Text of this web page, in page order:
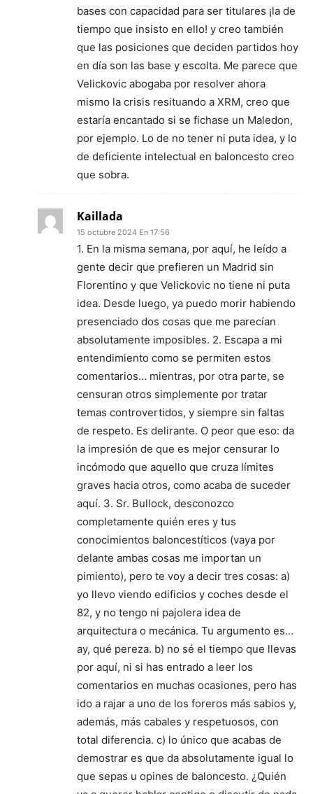
bases con capacidad para ser titulares ¡la de
tiempo que insisto en ello! y creo también
que las posiciones que deciden partidos hoy
en día son las base y escolta. Me parece que
Velickovic abogaba por resolver ahora
mismo la crisis resituando a XRM, creo que
estaría encantado si se fichase un Maledon,
por ejemplo. Lo de no tener ni puta idea, y lo
de deficiente intelectual en baloncesto creo
que sobra.
Kaillada
15 octubre 2024 En 17:56
1. En la misma semana, por aquí, he leído a
gente decir que prefieren un Madrid sin
Florentino y que Velickovic no tiene ni puta
idea. Desde luego, ya puedo morir habiendo
presenciado dos cosas que me parecían
absolutamente imposibles. 2. Escapa a mi
entendimiento como se permiten estos
comentarios… mientras, por otra parte, se
censuran otros simplemente por tratar
temas controvertidos, y siempre sin faltas
de respeto. Es delirante. O peor que eso: da
la impresión de que es mejor censurar lo
incómodo que aquello que cruza límites
graves hacia otros, como acaba de suceder
aquí. 3. Sr. Bullock, desconozco
completamente quién eres y tus
conocimientos baloncestíticos (vaya por
delante ambas cosas me importan un
pimiento), pero te voy a decir tres cosas: a)
yo llevo viendo edificios y coches desde el
82, y no tengo ni pajolera idea de
arquitectura o mecánica. Tu argumento es…
ay, qué pereza. b) no sé el tiempo que llevas
por aquí, ni si has entrado a leer los
comentarios en muchas ocasiones, pero has
ido a rajar a uno de los foreros más sabios y,
además, más cabales y respetuosos, con
total diferencia. c) lo único que acabas de
demostrar es que da absolutamente igual lo
que sepas u opines de baloncesto. ¿Quién